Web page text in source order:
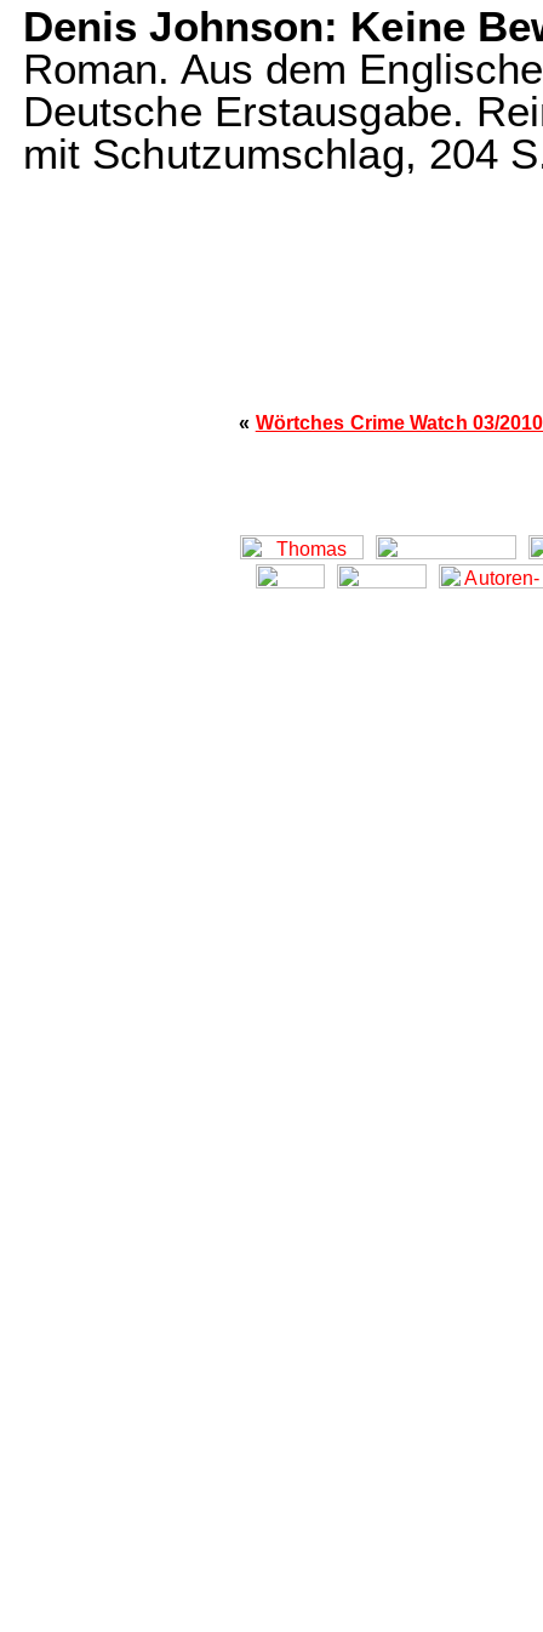
Denis Johnson: Keine
Roman. Aus dem
Deutsche Erstausgabe.
mit Schutzumschlag, 204
« Wörtches Crime Watch 03/2010